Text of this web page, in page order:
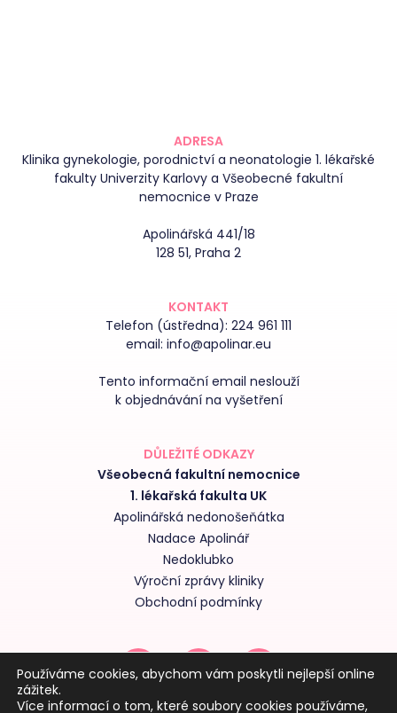
ADRESA
Klinika gynekologie, porodnictví a neonatologie 1. lékařské
fakulty Univerzity Karlovy a Všeobecné fakultní
nemocnice v Praze
Apolinářská 441/18
128 51, Praha 2
KONTAKT
Telefon (ústředna): 224 961 111
email: info@apolinar.eu
Tento informační email neslouží
k objednávání na vyšetření
DŮLEŽITÉ ODKAZY
Všeobecná fakultní nemocnice
1. lékařská fakulta UK
Apolinářská nedonošeňátka
Nadace Apolinář
Nedoklubko
Výroční zprávy kliniky
Obchodní podmínky
Používáme cookies, abychom vám poskytli nejlepší online
zážitek.
Více informací o tom, které soubory cookies používáme,